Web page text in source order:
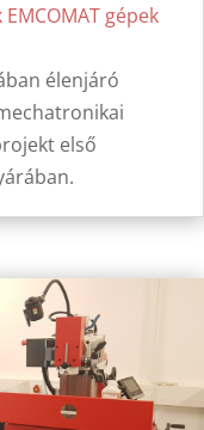
gépek
élenjáró
első